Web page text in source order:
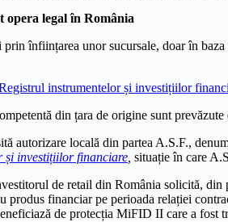
opera legal în România
înființarea unor sucursale, doar în
instrumentelor și investițiilor
din țara de origine sunt
autorizare locală din partea A.S.F.,
și investițiilor financiare, situație în care
de retail din România solicită,
financiar pe perioada relației
de protecția MiFID II care a fost